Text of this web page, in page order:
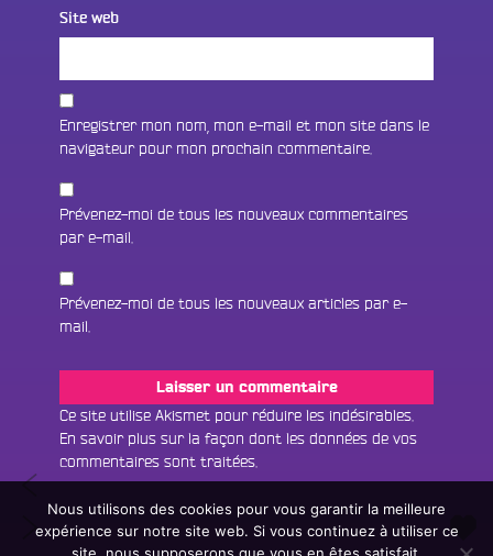
Site web
Enregistrer mon nom, mon e-mail et mon site dans le
navigateur pour mon prochain commentaire.
Prévenez-moi de tous les nouveaux commentaires
par e-mail.
Prévenez-moi de tous les nouveaux articles par e-
mail.
Ce site utilise Akismet pour réduire les indésirables.
En savoir plus sur la façon dont les données de vos
commentaires sont traitées.
Navigation
l’article
Le
mot
Amour
n’existe
Yvon
Écouter le direct
Tous les programmes
Nous utilisons des cookies pour vous garantir la meilleure
expérience sur notre site web. Si vous continuez à utiliser ce
site, nous supposerons que vous en êtes satisfait.